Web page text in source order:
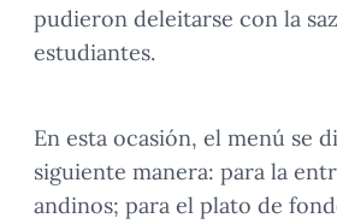
pudieron deleitarse con la
estudiantes.
En esta ocasión, el menú se
siguiente manera: para la
andinos; para el plato de